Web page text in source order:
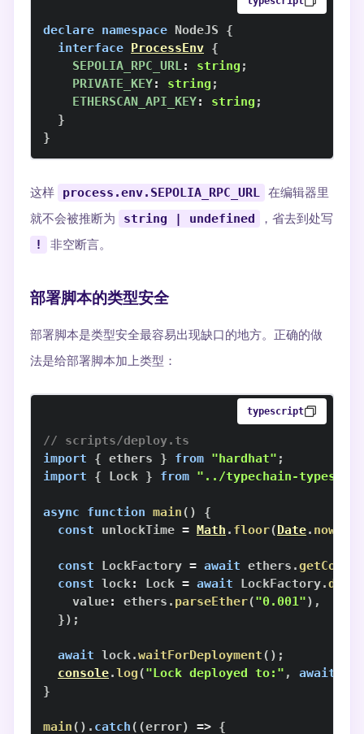
declare namespace NodeJS
{
interface ProcessEnv {
SEPOLIA_RPC_URL: string ;
PRIVATE_KEY: string ;
ETHERSCAN_API_KEY: string ;
}
}
这样 process.env.SEPOLIA_RPC_URL 在编辑器里
就不会被推断为
string | undefined ，省去到处写
! 非空断言。
部署脚本的类型安全
部署脚本是类型安全最容易出现缺口的地方。正确的做
法是给部署脚本加上类型：
typescript
// scripts/deploy.ts
import
{ ethers } from "hardhat" ;
import
{ Lock } from "../typechain-types"
async function main( )
{
const unlockTime = Math . floor(Date. now
const LockFactory = await ethers .
const lock: Lock = await LockFactory.
    value
: ethers . parseEther("0.001") ,
}) ;
await lock.waitForDeployment( ) ;
console.log("Lock deployed to:" , await
}
main( ) . catch( (error) => {